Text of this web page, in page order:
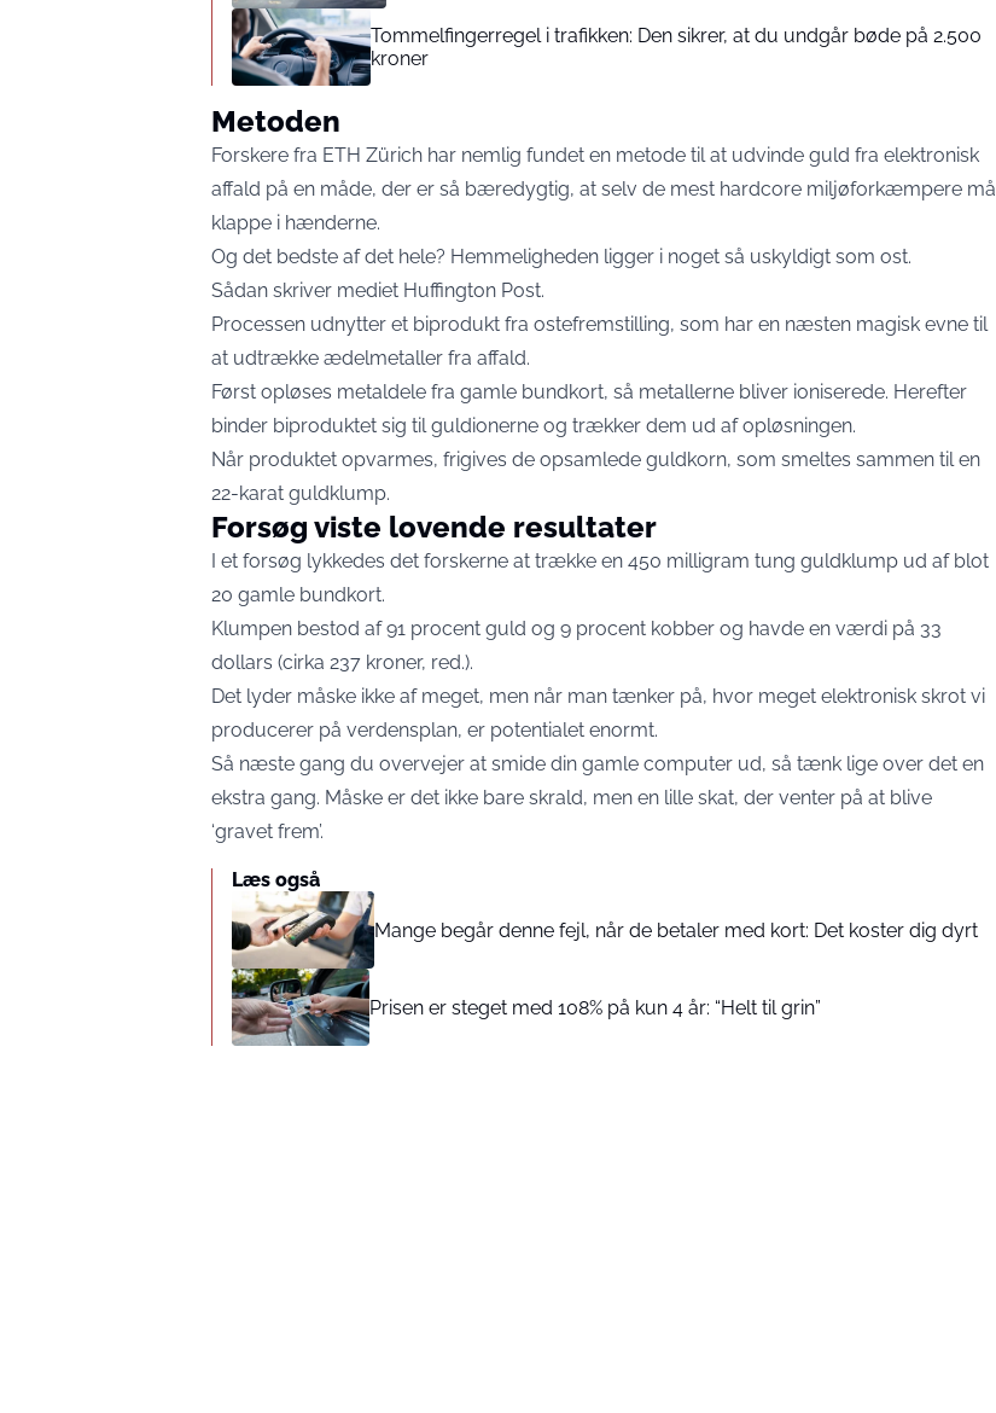
Tommelfingerregel i trafikken: Den sikrer, at du undgår bøde på 2.500
kroner
Metoden
Forskere fra ETH Zürich har nemlig fundet en metode til at udvinde guld fra elektronisk
affald på en måde, der er så bæredygtig, at selv de mest hardcore miljøforkæmpere må
klappe i hænderne.
Og det bedste af det hele? Hemmeligheden ligger i noget så uskyldigt som ost.
Sådan skriver mediet Huffington Post.
Processen udnytter et biprodukt fra ostefremstilling, som har en næsten magisk evne til
at udtrække ædelmetaller fra affald.
Først opløses metaldele fra gamle bundkort, så metallerne bliver ioniserede. Herefter
binder biproduktet sig til guldionerne og trækker dem ud af opløsningen.
Når produktet opvarmes, frigives de opsamlede guldkorn, som smeltes sammen til en
22-karat guldklump.
Forsøg viste lovende resultater
I et forsøg lykkedes det forskerne at trække en 450 milligram tung guldklump ud af blot
20 gamle bundkort.
Klumpen bestod af 91 procent guld og 9 procent kobber og havde en værdi på 33
dollars (cirka 237 kroner, red.).
Det lyder måske ikke af meget, men når man tænker på, hvor meget elektronisk skrot vi
producerer på verdensplan, er potentialet enormt.
Så næste gang du overvejer at smide din gamle computer ud, så tænk lige over det en
ekstra gang. Måske er det ikke bare skrald, men en lille skat, der venter på at blive
‘gravet frem’.
Læs også
Mange begår denne fejl, når de betaler med kort: Det koster dig dyrt
Prisen er steget med 108% på kun 4 år: “Helt til grin”